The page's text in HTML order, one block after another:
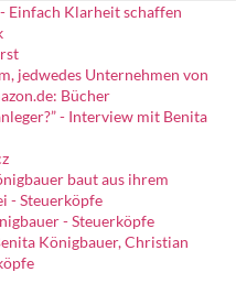
Einfach Klarheit schaffen
jedwedes Unternehmen von
Bücher
- Interview mit Benita
baut aus ihrem
- Steuerköpfe
- Steuerköpfe
Königbauer, Christian